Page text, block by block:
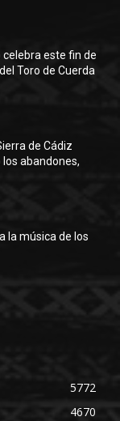
celebra este fin de
Toro de Cuerda
de Cádiz
abandones,
la música de los
5772
4670